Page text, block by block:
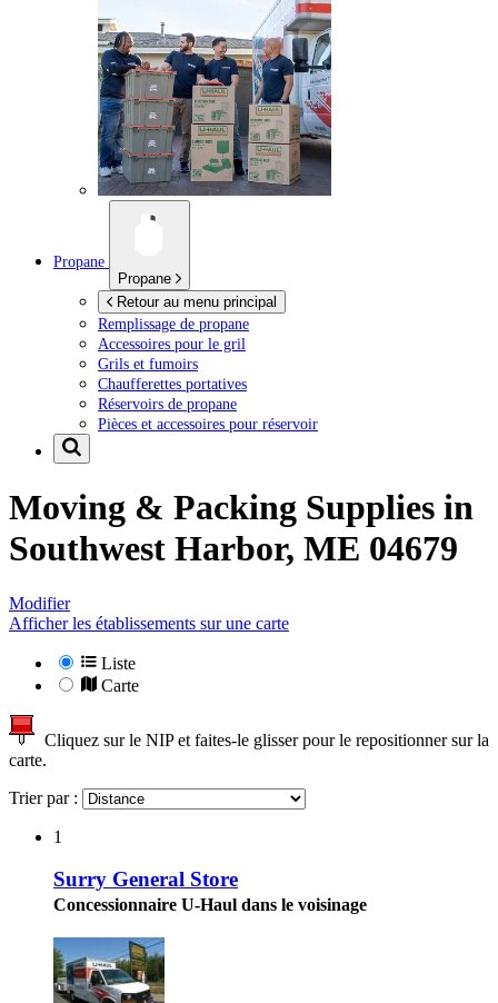
Propane
Propane
Retour au menu principal
Remplissage de propane
Accessoires pour le gril
Grils et fumoirs
Chaufferettes portatives
Réservoirs de propane
Pièces et accessoires pour réservoir
Moving & Packing Supplies in
Southwest Harbor, ME 04679
Modifier
Afficher les établissements sur une carte
Liste
Carte
Cliquez sur le NIP et faites-le glisser pour le repositionner sur la
carte.
Trier par :
1
Surry General Store
Concessionnaire U-Haul dans le voisinage